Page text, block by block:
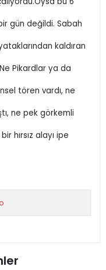
gün değildi. Sabah
kaldıran
Pikardlar ya da
tören vardı, ne
ne pek görkemli
hırsız alayı ipe